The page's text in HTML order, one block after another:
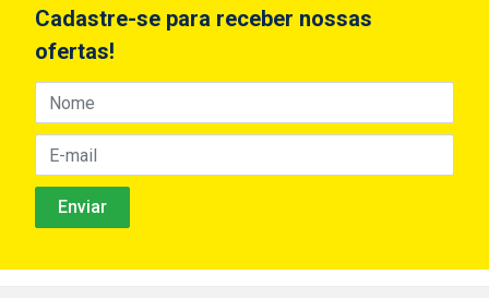
Cadastre-se para receber nossas
ofertas!